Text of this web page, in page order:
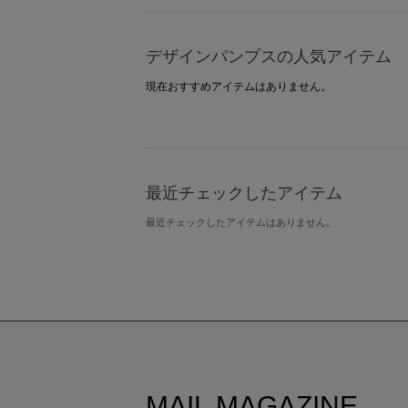
デザインパンプスの人気アイテム
現在おすすめアイテムはありません。
最近チェックしたアイテム
最近チェックしたアイテムはありません。